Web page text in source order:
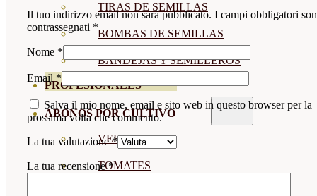
TIRAS DE SEMILLAS
BOMBAS DE SEMILLAS
BANDEJAS Y SEMILLEROS
PROFESIONALES
ABONOS POR CULTIVO
VER TODOS
TOMATES
Il tuo indirizzo email non sarà pubblicato. I campi obbligatori
contrassegnati *
Nome *
Email *
Salva il mio nome, email e sito web in questo browser per la
prossima volta che commento.
La tua valutazione*
La tua recensione*